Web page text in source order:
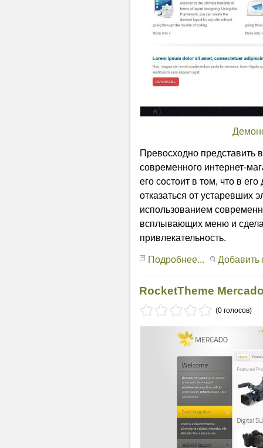
Превосходно представить
современного интернет-
его состоит в том, что в
отказаться от устаревших
использованием
всплывающих меню и
привлекательность.
Подробнее... Добавить
RocketTheme
(0 голосов)